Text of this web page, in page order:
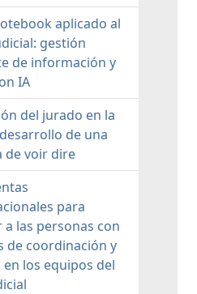
aplicado al
gestión
de información y
IA
del jurado en la
de una
de voir dire
para
las personas con
de coordinación y
los equipos del